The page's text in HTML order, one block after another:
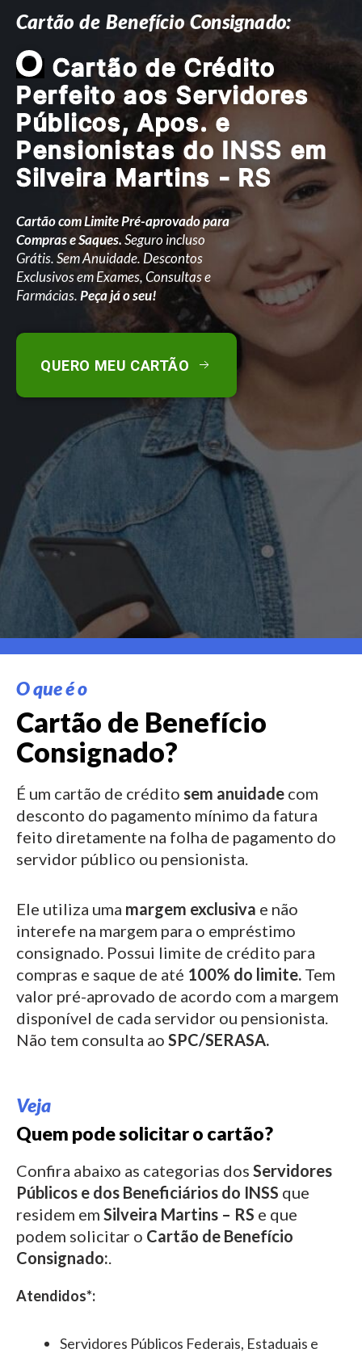
Cartão de Benefício Consignado:
O Cartão de Crédito
Perfeito aos Servidores
Públicos, Apos. e
Pensionistas do INSS em
Silveira Martins - RS
Cartão com Limite Pré-aprovado para
Compras e Saques.Seguro incluso
Grátis. Sem Anuidade. Descontos
Exclusivos em Exames, Consultas e
Farmácias.Peça já o seu!
QUERO MEU CARTÃO
O que é o
Cartão de Benefício
Consignado?
É um cartão de crédito sem anuidade com
desconto do pagamento mínimo da fatura
feito diretamente na folha de pagamento do
servidor público ou pensionista.
Ele utiliza uma margem exclusiva e não
interefe na margem para o empréstimo
consignado. Possui limite de crédito para
compras e saque de até 100% do limite. Tem
valor pré-aprovado de acordo com a margem
disponível de cada servidor ou pensionista.
Não tem consulta ao SPC/SERASA.
Veja
Quem pode solicitar o cartão?
Confira abaixo as categorias dos Servidores
Públicos e dos Beneficiários do INSS que
residem em Silveira Martins – RS e que
podem solicitar o Cartão de Benefício
Consignado:.
Atendidos*:
Servidores Públicos Federais, Estaduais e